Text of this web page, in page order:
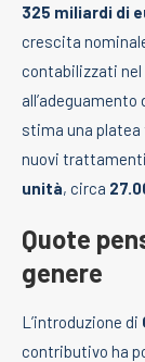
325 miliardi di
crescita
contabilizzati nel
all’adeguamento
stima una platea
nuovi
unità, circa
Quote
genere
L’introduzione di
contributivo ha